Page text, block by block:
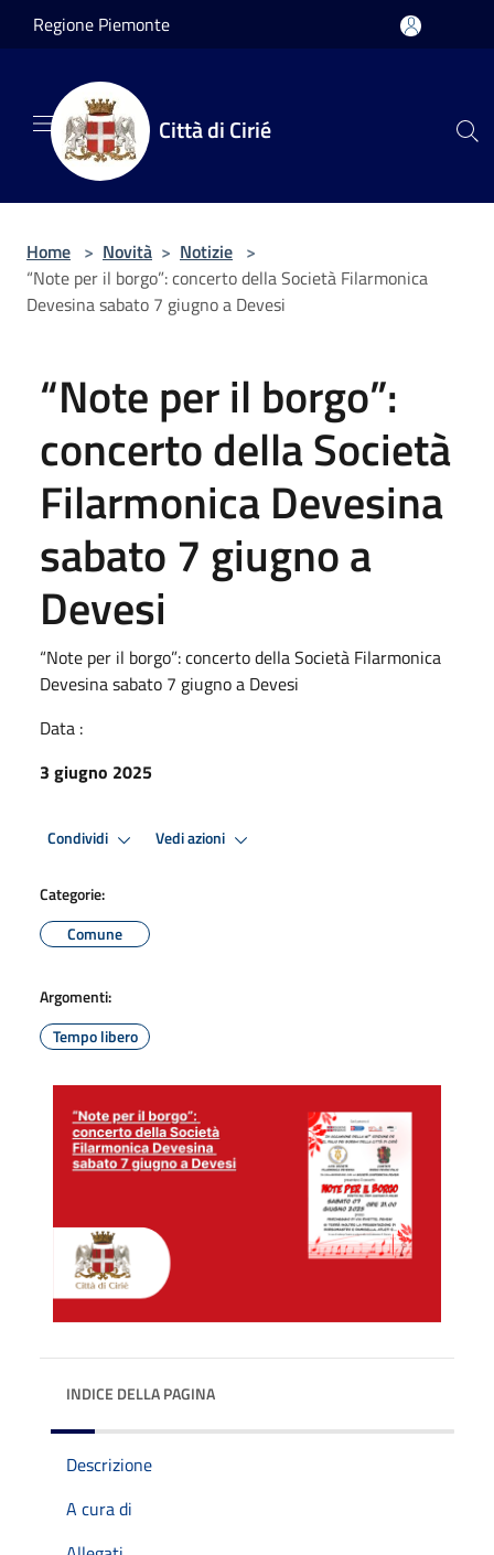
Salta al contenuto principale
Regione Piemonte
Città di Cirié
Home > Novità > Notizie >
“Note per il borgo”: concerto della Società Filarmonica
Devesina sabato 7 giugno a Devesi
“Note per il borgo”:
concerto della Società
Filarmonica Devesina
sabato 7 giugno a
Devesi
“Note per il borgo”: concerto della Società Filarmonica
Devesina sabato 7 giugno a Devesi
Data :
3 giugno 2025
Condividi Vedi azioni
Categorie:
Comune
Argomenti:
Tempo libero
INDICE DELLA PAGINA
Descrizione
A cura di